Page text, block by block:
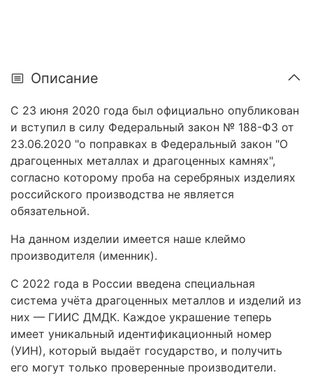
Описание
С 23 июня 2020 года был официально опубликован
и вступил в силу Федеральный закон № 188-ФЗ от
23.06.2020 "о поправках в Федеральный закон "О
драгоценных металлах и драгоценных камнях",
согласно которому проба на серебряных изделиях
российского производства не является
обязательной.
На данном изделии имеется наше клеймо
производителя (именник).
С 2022 года в России введена специальная
система учёта драгоценных металлов и изделий из
них — ГИИС ДМДК. Каждое украшение теперь
имеет уникальный идентификационный номер
(УИН), который выдаёт государство, и получить
его могут только проверенные производители.